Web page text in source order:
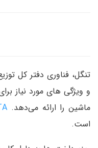
و ویژگی های مورد نیاز
ماشین را ارائه می‌دهد.
است.